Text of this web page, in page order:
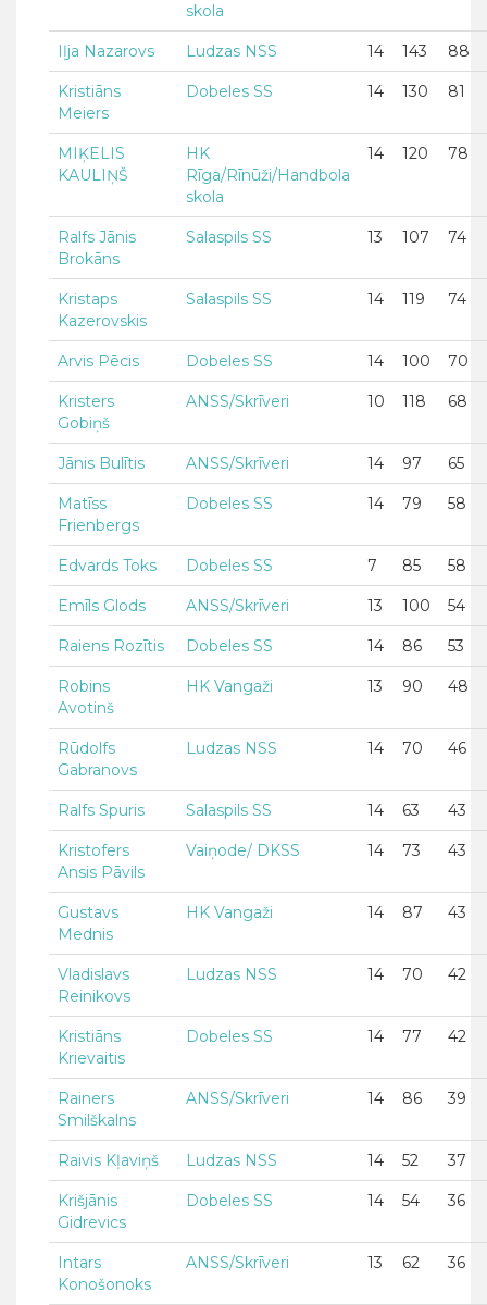
skola
Iļja Nazarovs Ludzas NSS 14 143 88
Kristiāns
Meiers
Dobeles SS 14 130 81
MIĶELIS
KAULIŅŠ
HK
Rīga/Rīnūži/Handbola
skola
14 120 78
Ralfs Jānis
Brokāns
Salaspils SS 13 107 74
Kristaps
Kazerovskis
Salaspils SS 14 119 74
Arvis Pēcis Dobeles SS 14 100 70
Kristers
Gobiņš
ANSS/Skrīveri 10 118 68
Jānis Bulītis ANSS/Skrīveri 14 97 65
Matīss
Frienbergs
Dobeles SS 14 79 58
Edvards Toks Dobeles SS 7 85 58
Emīls Glods ANSS/Skrīveri 13 100 54
Raiens Rozītis Dobeles SS 14 86 53
Robins
Avotinš
HK Vangaži 13 90 48
Rūdolfs
Gabranovs
Ludzas NSS 14 70 46
Ralfs Spuris Salaspils SS 14 63 43
Kristofers
Ansis Pāvils
Vaiņode/ DKSS 14 73 43
Gustavs
Mednis
HK Vangaži 14 87 43
Vladislavs
Reinikovs
Ludzas NSS 14 70 42
Kristiāns
Krievaitis
Dobeles SS 14 77 42
Rainers
Smilškalns
ANSS/Skrīveri 14 86 39
Raivis Kļaviņš Ludzas NSS 14 52 37
Krišjānis
Gidrevics
Dobeles SS 14 54 36
Intars
Konošonoks
ANSS/Skrīveri 13 62 36